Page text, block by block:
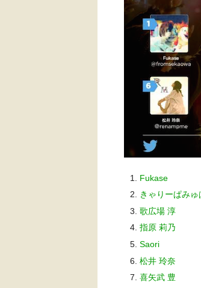
Fukase
きゃりーぱみゅ
歌広場 淳
指原 莉乃
Saori
松井 玲奈
喜矢武 豊